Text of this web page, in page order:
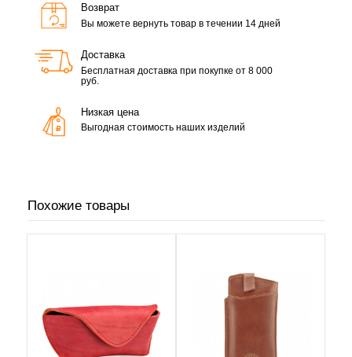
Возврат
Вы можете вернуть товар в течении 14 дней
Доставка
Бесплатная доставка при покупке от 8 000
руб.
Низкая цена
Выгодная стоимость наших изделий
Похожие товары